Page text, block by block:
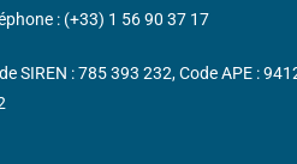
: (+33) 1 56 90 37 17
de SIREN : 785 393 232, Code APE :